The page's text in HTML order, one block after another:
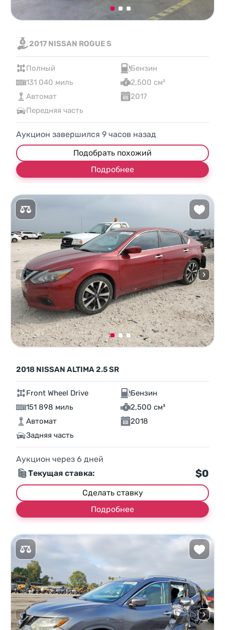
2017 NISSAN ROGUE S
Полный
Бензин
131 040 миль
2,500 см³
Автомат
2017
Передняя часть
Аукцион завершился 9 часов назад
Подобрать похожий
Подробнее
2018 NISSAN ALTIMA 2.5 SR
Front Wheel Drive
Бензин
151 898 миль
2,500 см³
Автомат
2018
Задняя часть
Аукцион через 6 дней
Текущая ставка:
$0
Сделать ставку
Подробнее